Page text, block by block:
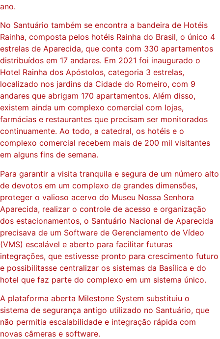
ano.
No Santuário também se encontra a bandeira de Hotéis
Rainha, composta pelos hotéis Rainha do Brasil, o único 4
estrelas de Aparecida, que conta com 330 apartamentos
distribuídos em 17 andares. Em 2021 foi inaugurado o
Hotel Rainha dos Apóstolos, categoria 3 estrelas,
localizado nos jardins da Cidade do Romeiro, com 9
andares que abrigam 170 apartamentos. Além disso,
existem ainda um complexo comercial com lojas,
farmácias e restaurantes que precisam ser monitorados
continuamente. Ao todo, a catedral, os hotéis e o
complexo comercial recebem mais de 200 mil visitantes
em alguns fins de semana.
Para garantir a visita tranquila e segura de um número alto
de devotos em um complexo de grandes dimensões,
proteger o valioso acervo do Museu Nossa Senhora
Aparecida, realizar o controle de acesso e organização
dos estacionamentos, o Santuário Nacional de Aparecida
precisava de um Software de Gerenciamento de Vídeo
(VMS) escalável e aberto para facilitar futuras
integrações, que estivesse pronto para crescimento futuro
e possibilitasse centralizar os sistemas da Basílica e do
hotel que faz parte do complexo em um sistema único.
A plataforma aberta Milestone System substituiu o
sistema de segurança antigo utilizado no Santuário, que
não permitia escalabilidade e integração rápida com
novas câmeras e software.